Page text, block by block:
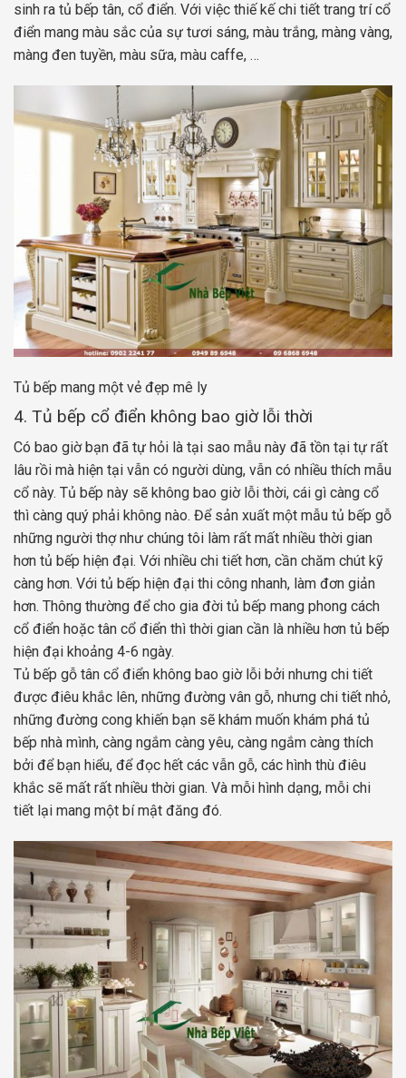
sinh ra tủ bếp tân, cổ điển. Với việc thiế kế chi tiết trang trí cổ
điển mang màu sắc của sự tươi sáng, màu trắng, màng vàng,
màng đen tuyền, màu sữa, màu caffe, …
Tủ bếp mang một vẻ đẹp mê ly
4. Tủ bếp cổ điển không bao giờ lỗi thời
Có bao giờ bạn đã tự hỏi là tại sao mẫu này đã tồn tại tự rất
lâu rồi mà hiện tại vẫn có người dùng, vẫn có nhiều thích mẫu
cổ này. Tủ bếp này sẽ không bao giờ lỗi thời, cái gì càng cổ
thì càng quý phải không nào. Để sản xuất một mẫu tủ bếp gỗ
những người thợ như chúng tôi làm rất mất nhiều thời gian
hơn tủ bếp hiện đại. Với nhiều chi tiết hơn, cần chăm chút kỹ
càng hơn. Với tủ bếp hiện đại thi công nhanh, làm đơn giản
hơn. Thông thường để cho gia đời tủ bếp mang phong cách
cổ điển hoặc tân cổ điển thì thời gian cần là nhiều hơn tủ bếp
hiện đại khoảng 4-6 ngày.
Tủ bếp gỗ tân cổ điển không bao giờ lỗi bởi nhưng chi tiết
được điêu khắc lên, những đường vân gỗ, nhưng chi tiết nhỏ,
những đường cong khiến bạn sẽ khám muốn khám phá tủ
bếp nhà mình, càng ngắm càng yêu, càng ngắm càng thích
bởi để bạn hiểu, để đọc hết các vẫn gỗ, các hình thù điêu
khắc sẽ mất rất nhiều thời gian. Và mỗi hình dạng, mỗi chi
tiết lại mang một bí mật đăng đó.